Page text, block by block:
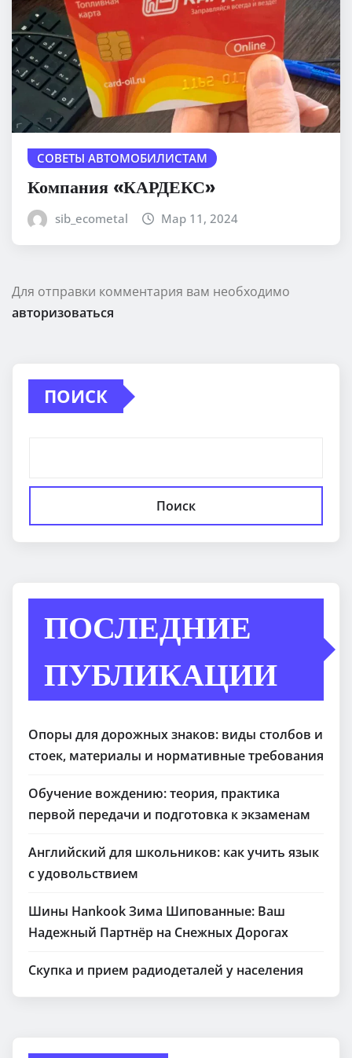
СОВЕТЫ АВТОМОБИЛИСТАМ
Компания «КАРДЕКС»
sib_ecometal Мар 11, 2024
Для отправки комментария вам необходимо
авторизоваться
ПОИСК
Поиск
ПОСЛЕДНИЕ
ПУБЛИКАЦИИ
Опоры для дорожных знаков: виды столбов и
стоек, материалы и нормативные требования
Обучение вождению: теория, практика
первой передачи и подготовка к экзаменам
Английский для школьников: как учить язык
с удовольствием
Шины Hankook Зима Шипованные: Ваш
Надежный Партнёр на Снежных Дорогах
Скупка и прием радиодеталей у населения